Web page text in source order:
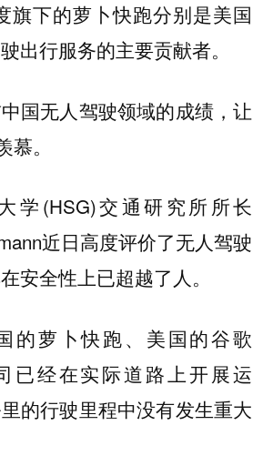
旗下的萝卜快跑分别是美国
出行服务的主要贡献者。
国无人驾驶领域的成绩，让
慕。
学(HSG)交通研究所所长
近日高度评价了无人驾驶
安全性上已超越了人。
的萝卜快跑、美国的谷歌
已经在实际道路上开展运
的行驶里程中没有发生重大